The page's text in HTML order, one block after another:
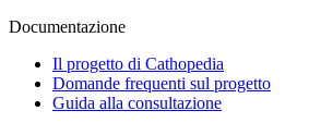
Documentazione
Il progetto di Cathopedia
Domande frequenti sul progetto
Guida alla consultazione